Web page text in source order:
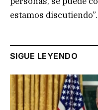
estamos discutiendo”.
SIGUE LEYENDO